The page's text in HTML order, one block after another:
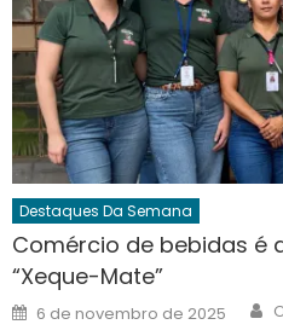
Destaques Da Semana
Comércio de bebidas é
“Xeque-Mate”
Posted
on
6 de novembro de 2025